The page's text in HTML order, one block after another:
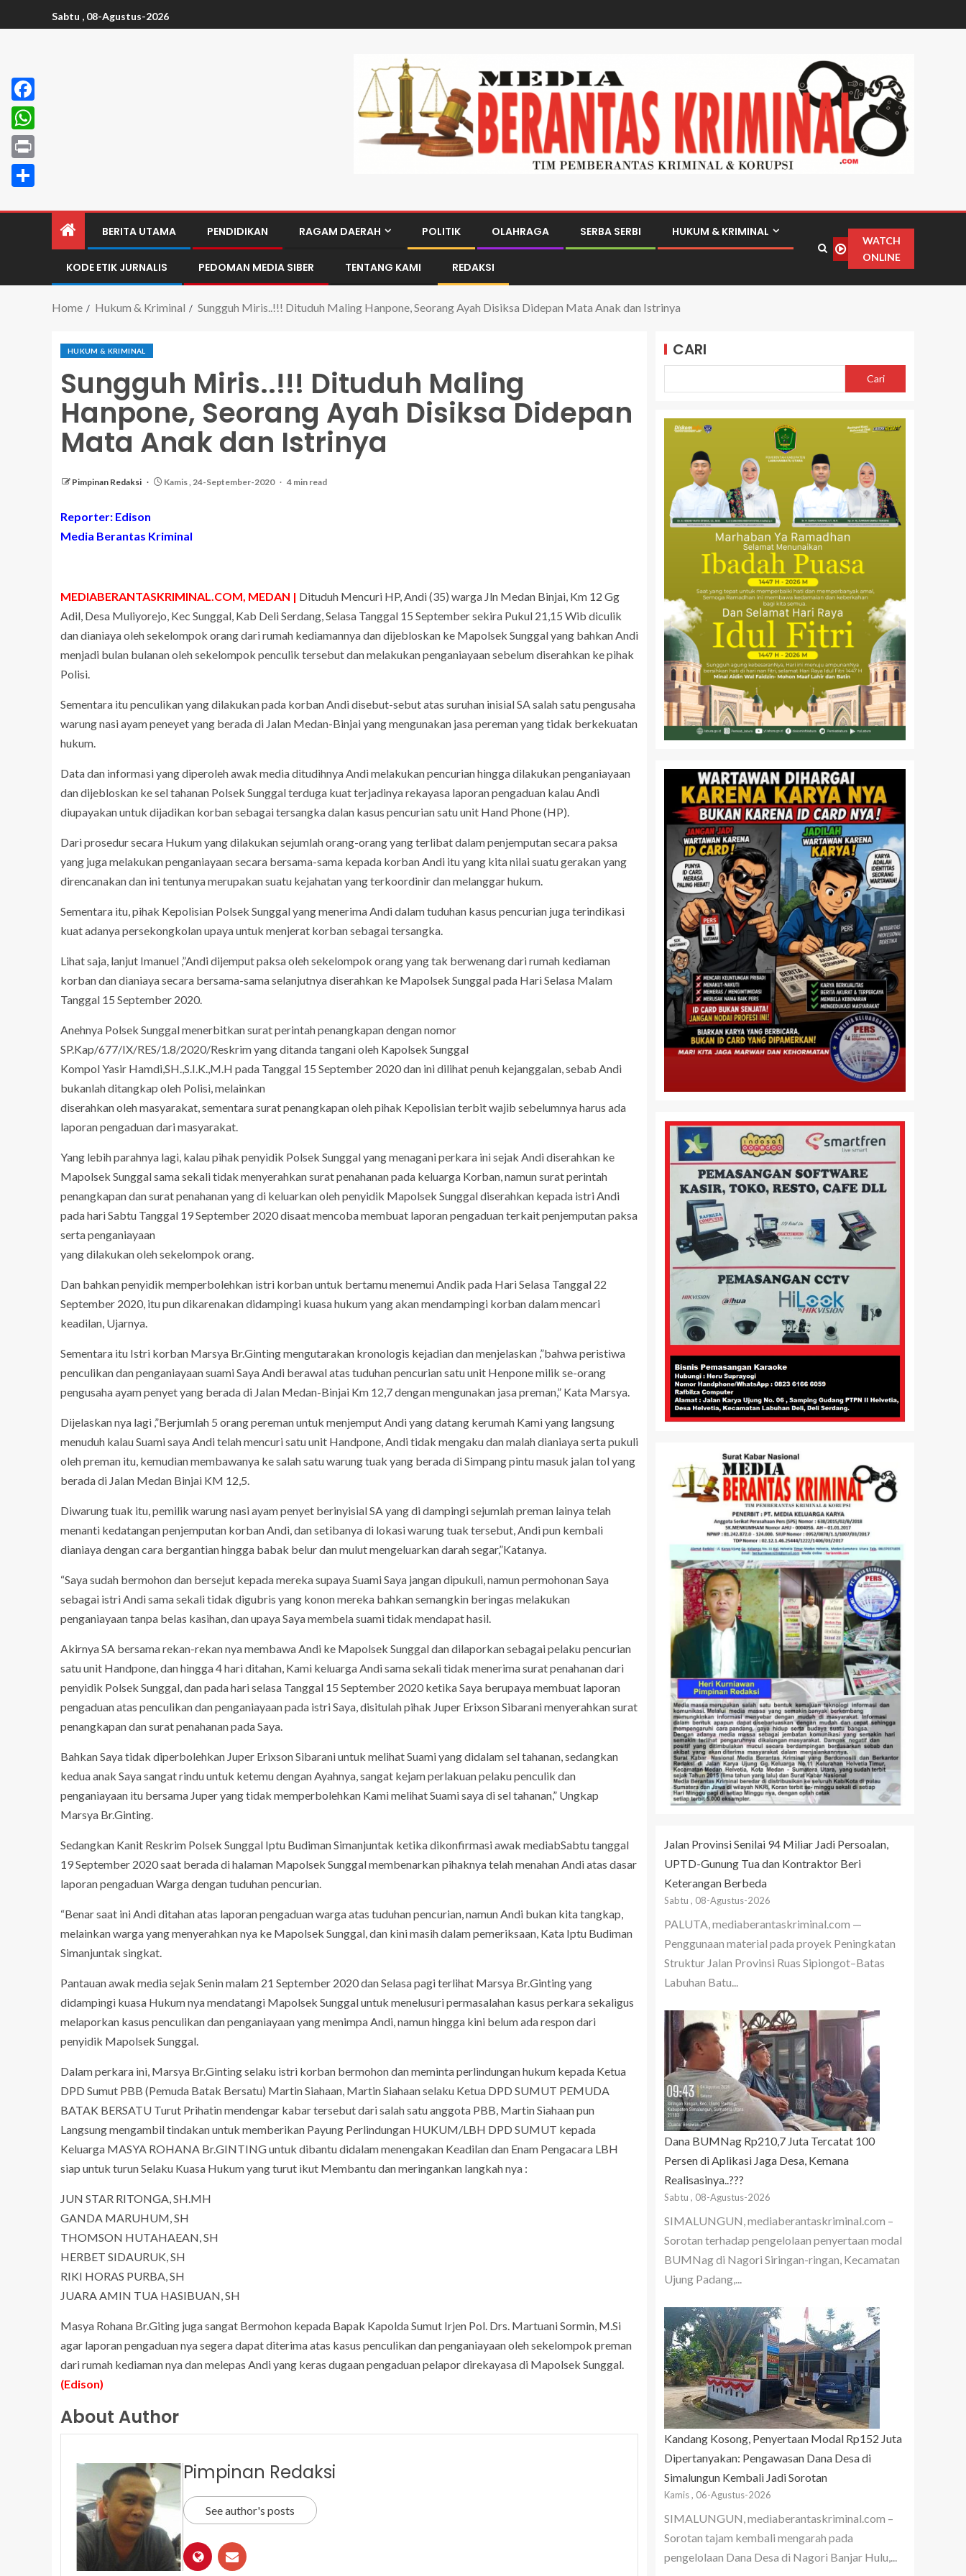
Sabtu , 08-Agustus-2026
BERITA UTAMA PENDIDIKAN RAGAM DAERAH POLITIK OLAHRAGA SERBA SERBI HUKUM & KRIMINAL
KODE ETIK JURNALIS PEDOMAN MEDIA SIBER TENTANG KAMI REDAKSI
WATCH
ONLINE
Home Hukum & Kriminal Sungguh Miris..!!! Dituduh Maling Hanpone, Seorang Ayah Disiksa Didepan Mata Anak dan Istrinya
HUKUM & KRIMINAL
Sungguh Miris..!!! Dituduh Maling
Hanpone, Seorang Ayah Disiksa Didepan
Mata Anak dan Istrinya
Pimpinan Redaksi Kamis , 24-September-2020 4 min read
Reporter: Edison
Media Berantas Kriminal
MEDIABERANTASKRIMINAL.COM, MEDAN | Dituduh Mencuri HP, Andi (35) warga Jln Medan Binjai, Km 12 Gg
Adil, Desa Muliyorejo, Kec Sunggal, Kab Deli Serdang, Selasa Tanggal 15 September sekira Pukul 21,15 Wib diculik
dan dianiaya oleh sekelompok orang dari rumah kediamannya dan dijebloskan ke Mapolsek Sunggal yang bahkan Andi
menjadi bulan bulanan oleh sekelompok penculik tersebut dan melakukan penganiayaan sebelum diserahkan ke pihak
Polisi.
Sementara itu penculikan yang dilakukan pada korban Andi disebut-sebut atas suruhan inisial SA salah satu pengusaha
warung nasi ayam peneyet yang berada di Jalan Medan-Binjai yang mengunakan jasa pereman yang tidak berkekuatan
hukum.
Data dan informasi yang diperoleh awak media ditudihnya Andi melakukan pencurian hingga dilakukan penganiayaan
dan dijebloskan ke sel tahanan Polsek Sunggal terduga kuat terjadinya rekayasa laporan pengaduan kalau Andi
diupayakan untuk dijadikan korban sebagai tersangka dalan kasus pencurian satu unit Hand Phone (HP).
Dari prosedur secara Hukum yang dilakukan sejumlah orang-orang yang terlibat dalam penjemputan secara paksa
yang juga melakukan penganiayaan secara bersama-sama kepada korban Andi itu yang kita nilai suatu gerakan yang
direncanakan dan ini tentunya merupakan suatu kejahatan yang terkoordinir dan melanggar hukum.
Sementara itu, pihak Kepolisian Polsek Sunggal yang menerima Andi dalam tuduhan kasus pencurian juga terindikasi
kuat adanya persekongkolan upaya untuk menjerat korban sebagai tersangka.
Lihat saja, lanjut Imanuel ,”Andi dijemput paksa oleh sekelompok orang yang tak berwenang dari rumah kediaman
korban dan dianiaya secara bersama-sama selanjutnya diserahkan ke Mapolsek Sunggal pada Hari Selasa Malam
Tanggal 15 September 2020.
Anehnya Polsek Sunggal menerbitkan surat perintah penangkapan dengan nomor
SP.Kap/677/IX/RES/1.8/2020/Reskrim yang ditanda tangani oleh Kapolsek Sunggal
Kompol Yasir Hamdi,SH.,S.I.K.,M.H pada Tanggal 15 September 2020 dan ini dilihat penuh kejanggalan, sebab Andi
bukanlah ditangkap oleh Polisi, melainkan
diserahkan oleh masyarakat, sementara surat penangkapan oleh pihak Kepolisian terbit wajib sebelumnya harus ada
laporan pengaduan dari masyarakat.
Yang lebih parahnya lagi, kalau pihak penyidik Polsek Sunggal yang menagani perkara ini sejak Andi diserahkan ke
Mapolsek Sunggal sama sekali tidak menyerahkan surat penahanan pada keluarga Korban, namun surat perintah
penangkapan dan surat penahanan yang di keluarkan oleh penyidik Mapolsek Sunggal diserahkan kepada istri Andi
pada hari Sabtu Tanggal 19 September 2020 disaat mencoba membuat laporan pengaduan terkait penjemputan paksa
serta penganiayaan
yang dilakukan oleh sekelompok orang.
Dan bahkan penyidik memperbolehkan istri korban untuk bertamu menemui Andik pada Hari Selasa Tanggal 22
September 2020, itu pun dikarenakan didampingi kuasa hukum yang akan mendampingi korban dalam mencari
keadilan, Ujarnya.
Sementara itu Istri korban Marsya Br.Ginting mengutarakan kronologis kejadian dan menjelaskan ,”bahwa peristiwa
penculikan dan penganiayaan suami Saya Andi berawal atas tuduhan pencurian satu unit Henpone milik se-orang
pengusaha ayam penyet yang berada di Jalan Medan-Binjai Km 12,7 dengan mengunakan jasa preman,” Kata Marsya.
Dijelaskan nya lagi ,”Berjumlah 5 orang pereman untuk menjemput Andi yang datang kerumah Kami yang langsung
menuduh kalau Suami saya Andi telah mencuri satu unit Handpone, Andi tidak mengaku dan malah dianiaya serta pukuli
oleh preman itu, kemudian membawanya ke salah satu warung tuak yang berada di Simpang pintu masuk jalan tol yang
berada di Jalan Medan Binjai KM 12,5.
Diwarung tuak itu, pemilik warung nasi ayam penyet berinyisial SA yang di dampingi sejumlah preman lainya telah
menanti kedatangan penjemputan korban Andi, dan setibanya di lokasi warung tuak tersebut, Andi pun kembali
dianiaya dengan cara bergantian hingga babak belur dan mulut mengeluarkan darah segar,”Katanya.
“Saya sudah bermohon dan bersejut kepada mereka supaya Suami Saya jangan dipukuli, namun permohonan Saya
sebagai istri Andi sama sekali tidak digubris yang konon mereka bahkan semangkin beringas melakukan
penganiayaan tanpa belas kasihan, dan upaya Saya membela suami tidak mendapat hasil.
Akirnya SA bersama rekan-rekan nya membawa Andi ke Mapolsek Sunggal dan dilaporkan sebagai pelaku pencurian
satu unit Handpone, dan hingga 4 hari ditahan, Kami keluarga Andi sama sekali tidak menerima surat penahanan dari
penyidik Polsek Sunggal, dan pada hari selasa Tanggal 15 September 2020 ketika Saya berupaya membuat laporan
pengaduan atas penculikan dan penganiayaan pada istri Saya, disitulah pihak Juper Erixson Sibarani menyerahkan surat
penangkapan dan surat penahanan pada Saya.
Bahkan Saya tidak diperbolehkan Juper Erixson Sibarani untuk melihat Suami yang didalam sel tahanan, sedangkan
kedua anak Saya sangat rindu untuk ketemu dengan Ayahnya, sangat kejam perlakuan pelaku penculik dan
penganiayaan itu bersama Juper yang tidak memperbolehkan Kami melihat Suami saya di sel tahanan,” Ungkap
Marsya Br.Ginting.
Sedangkan Kanit Reskrim Polsek Sunggal Iptu Budiman Simanjuntak ketika dikonfirmasi awak mediabSabtu tanggal
19 September 2020 saat berada di halaman Mapolsek Sunggal membenarkan pihaknya telah menahan Andi atas dasar
laporan pengaduan Warga dengan tuduhan pencurian.
“Benar saat ini Andi ditahan atas laporan pengaduan warga atas tuduhan pencurian, namun Andi bukan kita tangkap,
melainkan warga yang menyerahkan nya ke Mapolsek Sunggal, dan kini masih dalam pemeriksaan, Kata Iptu Budiman
Simanjuntak singkat.
Pantauan awak media sejak Senin malam 21 September 2020 dan Selasa pagi terlihat Marsya Br.Ginting yang
didampingi kuasa Hukum nya mendatangi Mapolsek Sunggal untuk menelusuri permasalahan kasus perkara sekaligus
melaporkan kasus penculikan dan penganiayaan yang menimpa Andi, namun hingga kini belum ada respon dari
penyidik Mapolsek Sunggal.
Dalam perkara ini, Marsya Br.Ginting selaku istri korban bermohon dan meminta perlindungan hukum kepada Ketua
DPD Sumut PBB (Pemuda Batak Bersatu) Martin Siahaan, Martin Siahaan selaku Ketua DPD SUMUT PEMUDA
BATAK BERSATU Turut Prihatin mendengar kabar tersebut dari salah satu anggota PBB, Martin Siahaan pun
Langsung mengambil tindakan untuk memberikan Payung Perlindungan HUKUM/LBH DPD SUMUT kepada
Keluarga MASYA ROHANA Br.GINTING untuk dibantu didalam menengakan Keadilan dan Enam Pengacara LBH
siap untuk turun Selaku Kuasa Hukum yang turut ikut Membantu dan meringankan langkah nya :
JUN STAR RITONGA, SH.MH
GANDA MARUHUM, SH
THOMSON HUTAHAEAN, SH
HERBET SIDAURUK, SH
RIKI HORAS PURBA, SH
JUARA AMIN TUA HASIBUAN, SH
Masya Rohana Br.Giting juga sangat Bermohon kepada Bapak Kapolda Sumut Irjen Pol. Drs. Martuani Sormin, M.Si
agar laporan pengaduan nya segera dapat diterima atas kasus penculikan dan penganiayaan oleh sekelompok preman
dari rumah kediaman nya dan melepas Andi yang keras dugaan pengaduan pelapor direkayasa di Mapolsek Sunggal.
(Edison)
About Author
Pimpinan Redaksi
See author's posts
Facebook
WhatsApp
Print
CARI
Cari
Jalan Provinsi Senilai 94 Miliar Jadi Persoalan,
UPTD-Gunung Tua dan Kontraktor Beri
Keterangan Berbeda
Sabtu , 08-Agustus-2026
PALUTA, mediaberantaskriminal.com —
Penggunaan material pada proyek Peningkatan
Struktur Jalan Provinsi Ruas Sipiongot–Batas
Labuhan Batu...
Dana BUMNag Rp210,7 Juta Tercatat 100
Persen di Aplikasi Jaga Desa, Kemana
Realisasinya..???
Sabtu , 08-Agustus-2026
SIMALUNGUN, mediaberantaskriminal.com –
Sorotan terhadap pengelolaan penyertaan modal
BUMNag di Nagori Siringan-ringan, Kecamatan
Ujung Padang,...
Kandang Kosong, Penyertaan Modal Rp152 Juta
Dipertanyakan: Pengawasan Dana Desa di
Simalungun Kembali Jadi Sorotan
Kamis , 06-Agustus-2026
SIMALUNGUN, mediaberantaskriminal.com –
Sorotan tajam kembali mengarah pada
pengelolaan Dana Desa di Nagori Banjar Hulu,...